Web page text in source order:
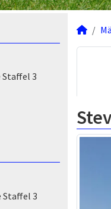
Staffel 3
Staffel 3